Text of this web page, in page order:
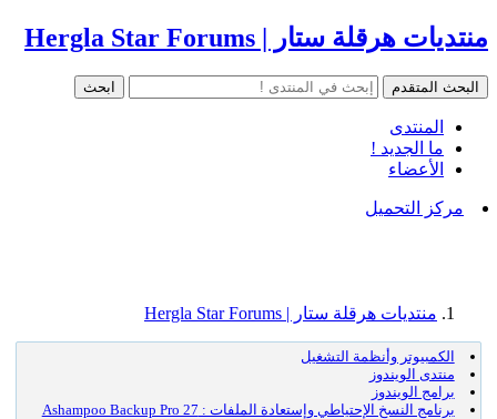
منتديات هرقلة ستار | Hergla Star Forums
المنتدى
ما الجديد !
الأعضاء
مركز التحميل
منتديات هرقلة ستار | Hergla Star Forums
الكمبيوتر وأنظمة التشغيل
منتدى الويندوز
برامج الويندوز
برنامج النسخ الإحتياطي وإستعادة الملفات : Ashampoo Backup Pro 27